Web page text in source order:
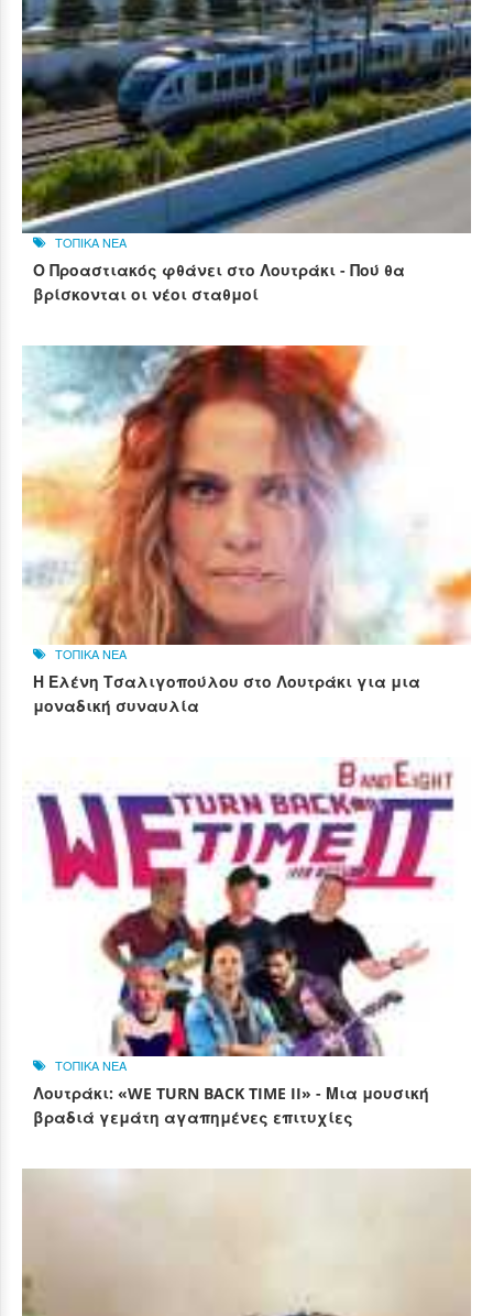
ΤΟΠΙΚΑ ΝΕΑ
Ο Προαστιακός φθάνει στο Λουτράκι - Πού θα
βρίσκονται οι νέοι σταθμοί
ΤΟΠΙΚΑ ΝΕΑ
Η Ελένη Τσαλιγοπούλου στο Λουτράκι για μια
μοναδική συναυλία
ΤΟΠΙΚΑ ΝΕΑ
Λουτράκι: «WE TURN BACK TIME II» - Μια μουσική
βραδιά γεμάτη αγαπημένες επιτυχίες